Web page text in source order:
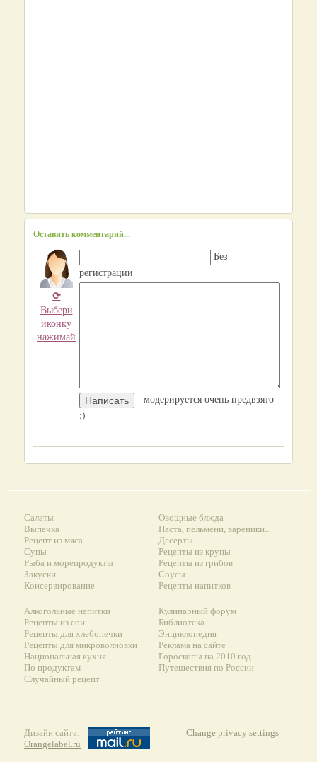
Оставить комментарий...
⟳
Выбери
иконку
нажимай
Без
регистрации
- модерируется очень предвзято
:)
Салаты
Выпечка
Рецепт из мяса
Супы
Рыба и морепродукты
Закуски
Консервирование
Овощные блюда
Паста, пельмени, вареники...
Десерты
Рецепты из крупы
Рецепты из грибов
Соусы
Рецепты напитков
Алкогольные напитки
Рецепты из сои
Рецепты для хлебопечки
Рецепты для микроволновки
Национальная кухня
По продуктам
Случайный рецепт
Кулинарный форум
Библиотека
Энциклопедия
Реклама на сайте
Гороскопы на 2010 год
Путешествия по России
Дизайн сайта:
Orangelabel.ru
Change privacy settings